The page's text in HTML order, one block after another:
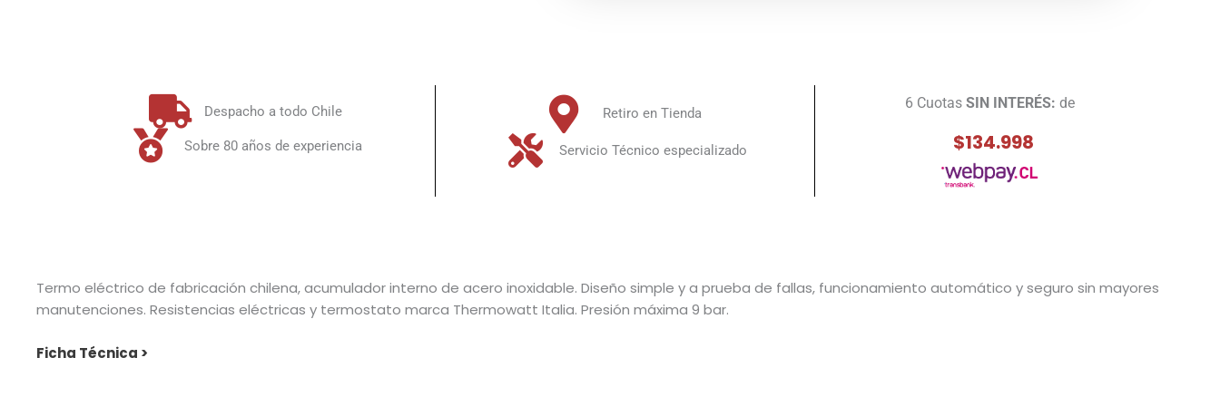
Despacho a todo Chile
Sobre 80 años de experiencia
Retiro en Tienda
Servicio Técnico especializado
6 Cuotas SIN INTERÉS: de
$134.998
Termo eléctrico de fabricación chilena, acumulador interno de acero inoxidable. Diseño simple y a prueba de fallas, funcionamiento automático y seguro sin mayores
manutenciones. Resistencias eléctricas y termostato marca Thermowatt Italia. Presión máxima 9 bar.
Ficha Técnica >